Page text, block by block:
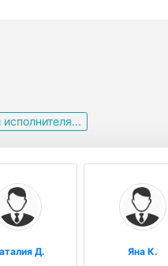
исполнителя...
Д. Яна К.